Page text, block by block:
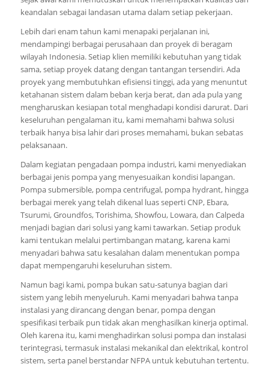
keandalan sebagai landasan utama dalam setiap pekerjaan.
Lebih dari enam tahun kami menapaki perjalanan ini,
mendampingi berbagai perusahaan dan proyek di beragam
wilayah Indonesia. Setiap klien memiliki kebutuhan yang tidak
sama, setiap proyek datang dengan tantangan tersendiri. Ada
proyek yang membutuhkan efisiensi tinggi, ada yang menuntut
ketahanan sistem dalam beban kerja berat, dan ada pula yang
mengharuskan kesiapan total menghadapi kondisi darurat. Dari
keseluruhan pengalaman itu, kami memahami bahwa solusi
terbaik hanya bisa lahir dari proses memahami, bukan sebatas
pelaksanaan.
Dalam kegiatan pengadaan pompa industri, kami menyediakan
berbagai jenis pompa yang menyesuaikan kondisi lapangan.
Pompa submersible, pompa centrifugal, pompa hydrant, hingga
berbagai merek yang telah dikenal luas seperti CNP, Ebara,
Tsurumi, Groundfos, Torishima, Showfou, Lowara, dan Calpeda
menjadi bagian dari solusi yang kami tawarkan. Setiap produk
kami tentukan melalui pertimbangan matang, karena kami
menyadari bahwa satu kesalahan dalam menentukan pompa
dapat mempengaruhi keseluruhan sistem.
Namun bagi kami, pompa bukan satu-satunya bagian dari
sistem yang lebih menyeluruh. Kami menyadari bahwa tanpa
instalasi yang dirancang dengan benar, pompa dengan
spesifikasi terbaik pun tidak akan menghasilkan kinerja optimal.
Oleh karena itu, kami menghadirkan solusi pompa dan instalasi
terintegrasi, termasuk instalasi mekanikal dan elektrikal, kontrol
sistem, serta panel berstandar NFPA untuk kebutuhan tertentu.